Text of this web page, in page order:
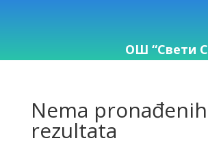
ОШ “Свети
Nema pronađenih
rezultata